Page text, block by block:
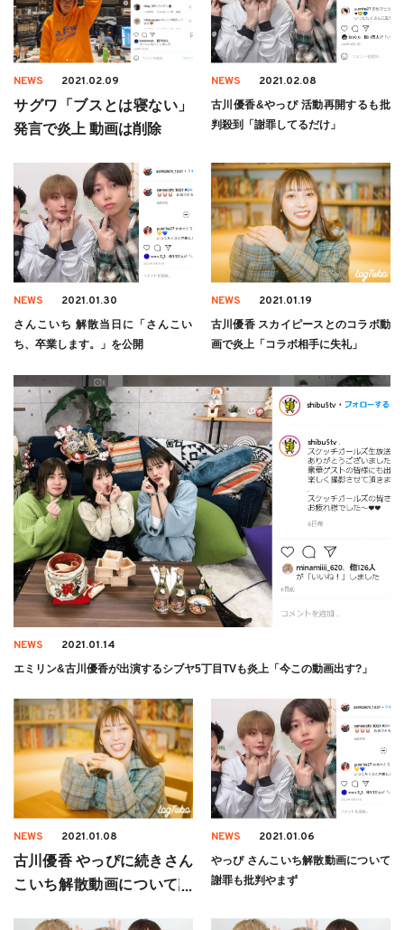
NEWS 2021.02.09
サグワ「ブスとは寝ない」
発言で炎上 動画は削除
NEWS 2021.02.08
古川優香&やっぴ 活動再開するも批
判殺到「謝罪してるだけ」
NEWS 2021.01.30
さんこいち 解散当日に「さんこい
ち、卒業します。」を公開
NEWS 2021.01.19
古川優香 スカイピースとのコラボ動
画で炎上「コラボ相手に失礼」
NEWS 2021.01.14
エミリン&古川優香が出演するシブヤ5丁目TVも炎上「今この動画出す?」
NEWS 2021.01.08
古川優香 やっぴに続きさん
こいち解散動画について謝
NEWS 2021.01.06
やっぴ さんこいち解散動画について
謝罪も批判やまず